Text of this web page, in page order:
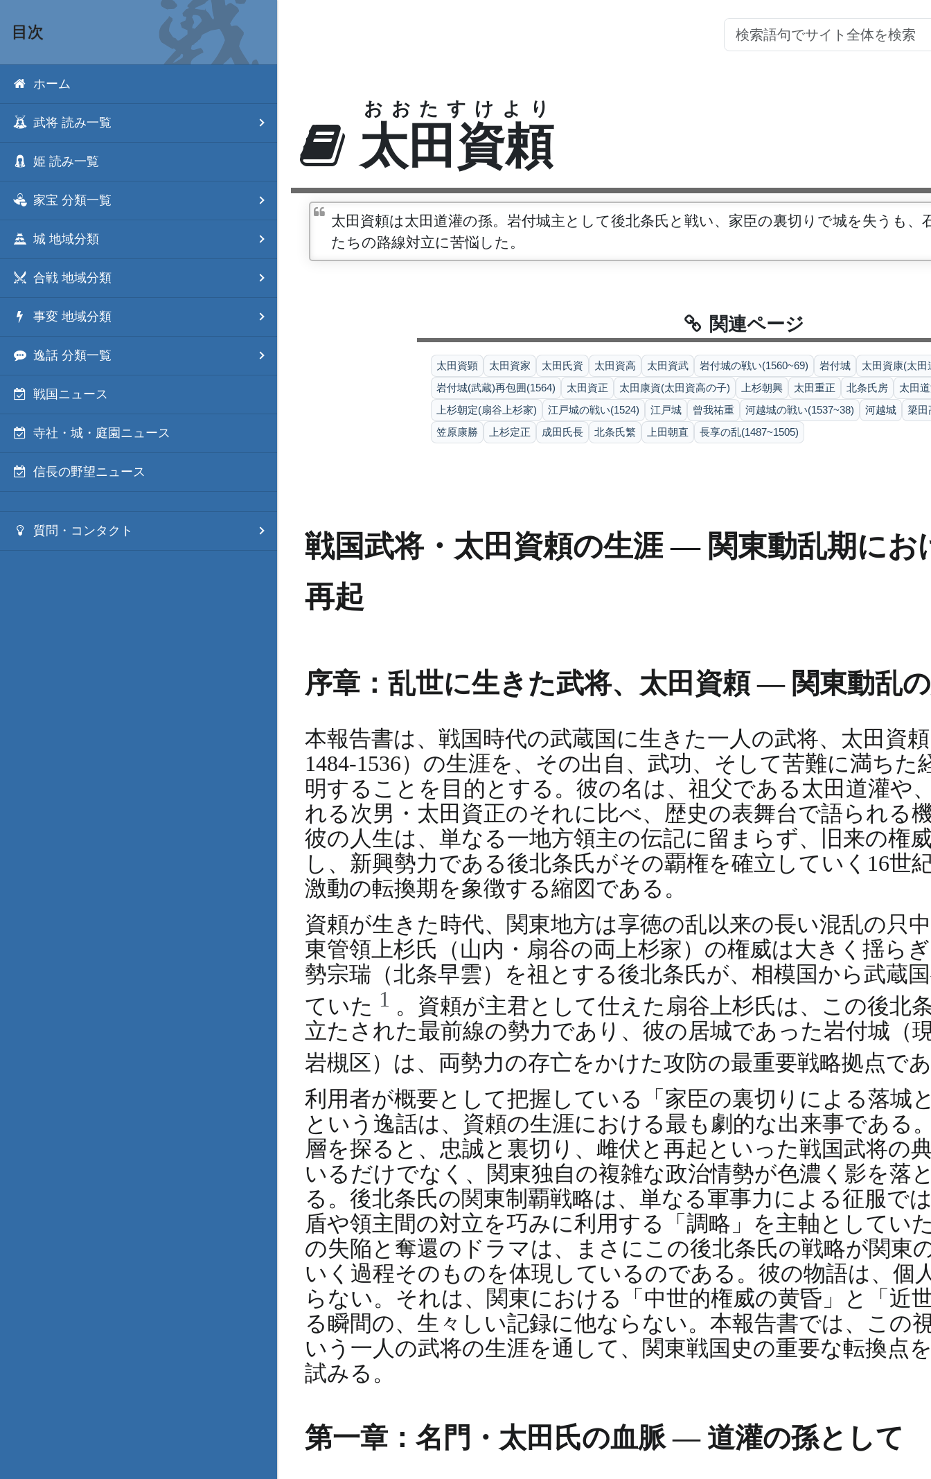
目次
ホーム
武将 読み一覧
姫 読み一覧
家宝 分類一覧
城 地域分類
合戦 地域分類
事変 地域分類
逸話 分類一覧
戦国ニュース
寺社・城・庭園ニュース
信長の野望ニュース
質問・コンタクト
太田資頼
おおたすけより
太田資頼は太田道灌の孫。岩付城主として後北条氏と戦い、家臣の裏切りで城を失うも、
たちの路線対立に苦悩した。
関連ページ
太田資顕 太田資家 太田氏資 太田資高 太田資武 岩付城の戦い(1560~69) 岩付城
太田資康(太田
岩付城(武蔵)再包囲(1564)
太田資正 太田康資(太田資高の子) 上杉朝興 太田重正 北条氏房
太田
上杉朝定(扇谷上杉家)
江戸城の戦い(1524) 江戸城 曾我祐重 河越城の戦い(1537~38) 河越城
簗田
笠原康勝
上杉定正 成田氏長 北条氏繁 上田朝直 長享の乱(1487~1505)
戦国武将・太田資頼の生涯 — 関東動乱期にお
再起
序章：乱世に生きた武将、太田資頼 — 関東動乱
本報告書は、戦国時代の武蔵国に生きた一人の武将、太田資
1484-1536）の生涯を、その出自、武功、そして苦難に満ち
明することを目的とする。彼の名は、祖父である太田道灌や
れる次男・太田資正のそれに比べ、歴史の表舞台で語られる
彼の人生は、単なる一地方領主の伝記に留まらず、旧来の権
し、新興勢力である後北条氏がその覇権を確立していく16世
激動の転換期を象徴する縮図である。
資頼が生きた時代、関東地方は享徳の乱以来の長い混乱の只
東管領上杉氏（山内・扇谷の両上杉家）の権威は大きく揺ら
勢宗瑞（北条早雲）を祖とする後北条氏が、相模国から武蔵
ていた 1 。資頼が主君として仕えた扇谷上杉氏は、この後北
立たされた最前線の勢力であり、彼の居城であった岩付城（
岩槻区）は、両勢力の存亡をかけた攻防の最重要戦略拠点で
利用者が概要として把握している「家臣の裏切りによる落城
という逸話は、資頼の生涯における最も劇的な出来事である
層を探ると、忠誠と裏切り、雌伏と再起といった戦国武将の
いるだけでなく、関東独自の複雑な政治情勢が色濃く影を落
る。後北条氏の関東制覇戦略は、単なる軍事力による征服で
盾や領主間の対立を巧みに利用する「調略」を主軸としてい
の失陥と奪還のドラマは、まさにこの後北条氏の戦略が関東
いく過程そのものを体現しているのである。彼の物語は、個
らない。それは、関東における「中世的権威の黄昏」と「近
る瞬間の、生々しい記録に他ならない。本報告書では、この
いう一人の武将の生涯を通して、関東戦国史の重要な転換点
試みる。
第一章：名門・太田氏の血脈 — 道灌の孫として